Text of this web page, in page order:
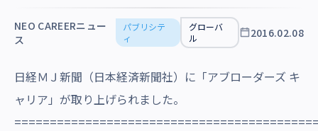
沿革・受賞歴
NEO CAREERニュー
ス
パブリシテ
ィ
グローバ
ル
2016.02.08
日経ＭＪ新聞（日本経済新聞社）に「アブローダーズ キ
ャリア」が取り上げられました。